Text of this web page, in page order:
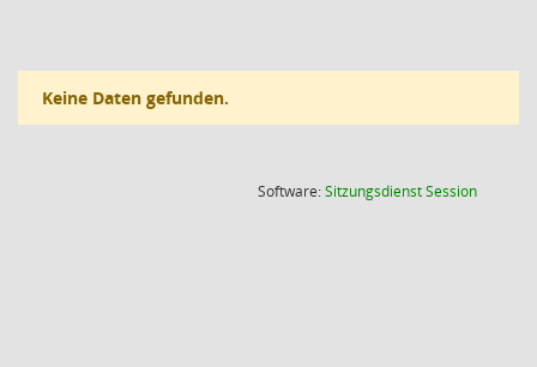
Keine Daten gefunden.
Software:SitzungsdienstSession(Wird in